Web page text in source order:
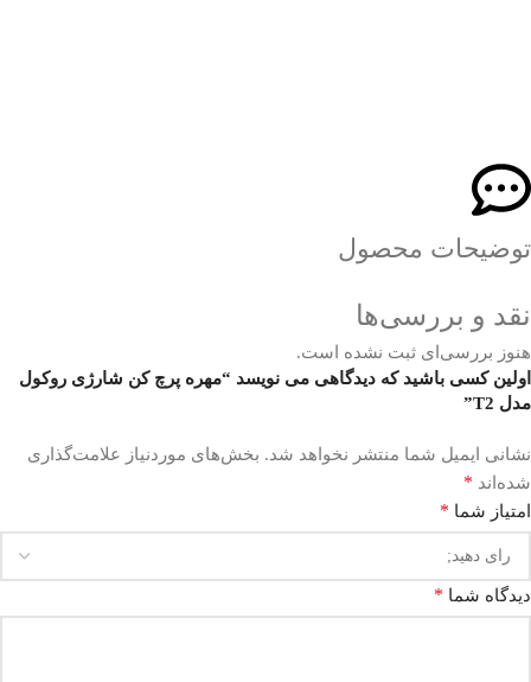
توضیحات محصول
نقد و بررسی‌ها
هنوز بررسی‌ای ثبت نشده است.
اولین کسی باشید که دیدگاهی می نویسد “مهره پرچ کن شارژی روکول
مدل T2”
نشانی ایمیل شما منتشر نخواهد شد. بخش‌های موردنیاز علامت‌گذاری
شده‌اند *
امتیاز شما *
دیدگاه شما *